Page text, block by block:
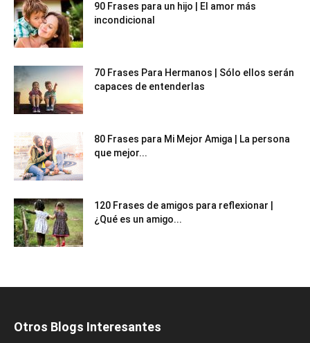
90 Frases para un hijo | El amor más
incondicional
70 Frases Para Hermanos | Sólo ellos serán
capaces de entenderlas
80 Frases para Mi Mejor Amiga | La persona
que mejor...
120 Frases de amigos para reflexionar |
¿Qué es un amigo...
Otros Blogs Interesantes